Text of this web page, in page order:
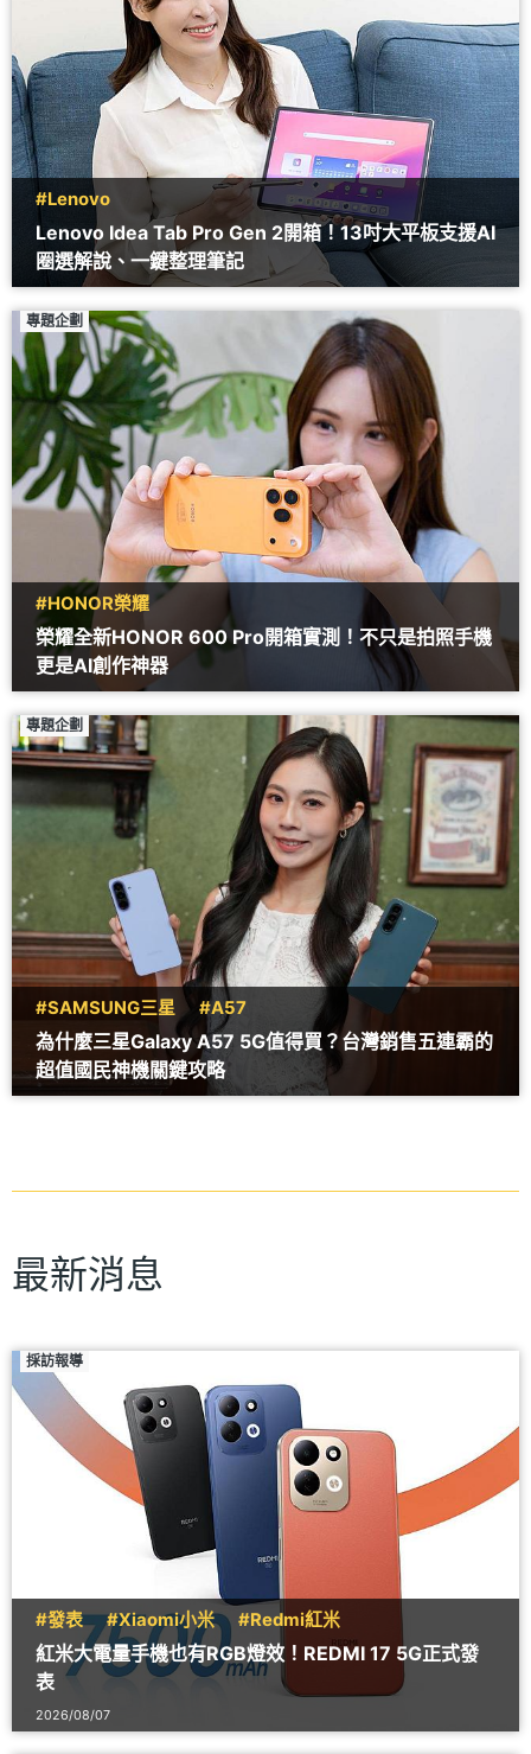
#Lenovo
Lenovo Idea Tab Pro Gen 2開箱！13吋大平板支援AI
圈選解說、一鍵整理筆記
專題企劃
#HONOR榮耀
榮耀全新HONOR 600 Pro開箱實測！不只是拍照手機
更是AI創作神器
專題企劃
#SAMSUNG三星 #A57
為什麼三星Galaxy A57 5G值得買？台灣銷售五連霸的
超值國民神機關鍵攻略
最新消息
採訪報導
#發表 #Xiaomi小米 #Redmi紅米
紅米大電量手機也有RGB燈效！REDMI 17 5G正式發
表
2026/08/07